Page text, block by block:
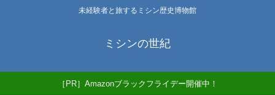
未経験者と旅するミシン歴史博物館
ミシンの世紀
［PR］Amazonブラックフライデー開催中！